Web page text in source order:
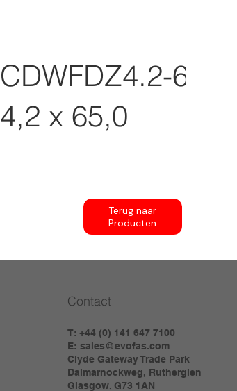
CDWFDZ4.2-65
4,2 x 65,0
Terug naar
Producten
Contact
T: +44 (0) 141 647 7100
E:sales@evofas.com
Clyde Gateway Trade Park
Dalmarnockweg, Rutherglen
Glasgow, G73 1AN